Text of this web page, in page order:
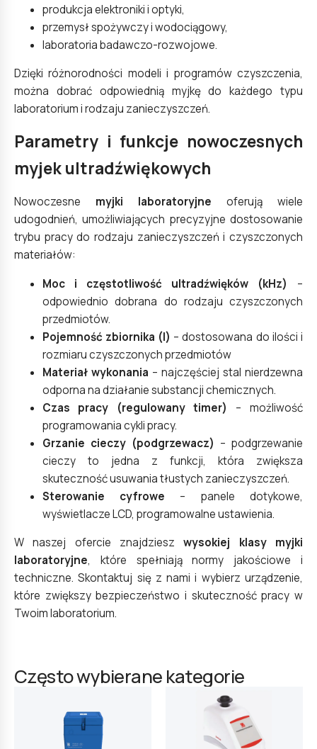
produkcja elektroniki i optyki,
przemysł spożywczy i wodociągowy,
laboratoria badawczo-rozwojowe.
Dzięki różnorodności modeli i programów czyszczenia,
można dobrać odpowiednią myjkę do każdego typu
laboratorium i rodzaju zanieczyszczeń.
Parametry i funkcje nowoczesnych
myjek ultradźwiękowych
Nowoczesne myjki laboratoryjne oferują wiele
udogodnień, umożliwiających precyzyjne dostosowanie
trybu pracy do rodzaju zanieczyszczeń i czyszczonych
materiałów:
Moc i częstotliwość ultradźwięków (kHz) –
odpowiednio dobrana do rodzaju czyszczonych
przedmiotów.
Pojemność zbiornika (l) – dostosowana do ilości i
rozmiaru czyszczonych przedmiotów
Materiał wykonania – najczęściej stal nierdzewna
odporna na działanie substancji chemicznych.
Czas pracy (regulowany timer) – możliwość
programowania cykli pracy.
Grzanie cieczy (podgrzewacz) – podgrzewanie
cieczy to jedna z funkcji, która zwiększa
skuteczność usuwania tłustych zanieczyszczeń.
Sterowanie cyfrowe – panele dotykowe,
wyświetlacze LCD, programowalne ustawienia.
W naszej ofercie znajdziesz wysokiej klasy myjki
laboratoryjne, które spełniają normy jakościowe i
techniczne. Skontaktuj się z nami i wybierz urządzenie,
które zwiększy bezpieczeństwo i skuteczność pracy w
Twoim laboratorium.
Często wybierane kategorie